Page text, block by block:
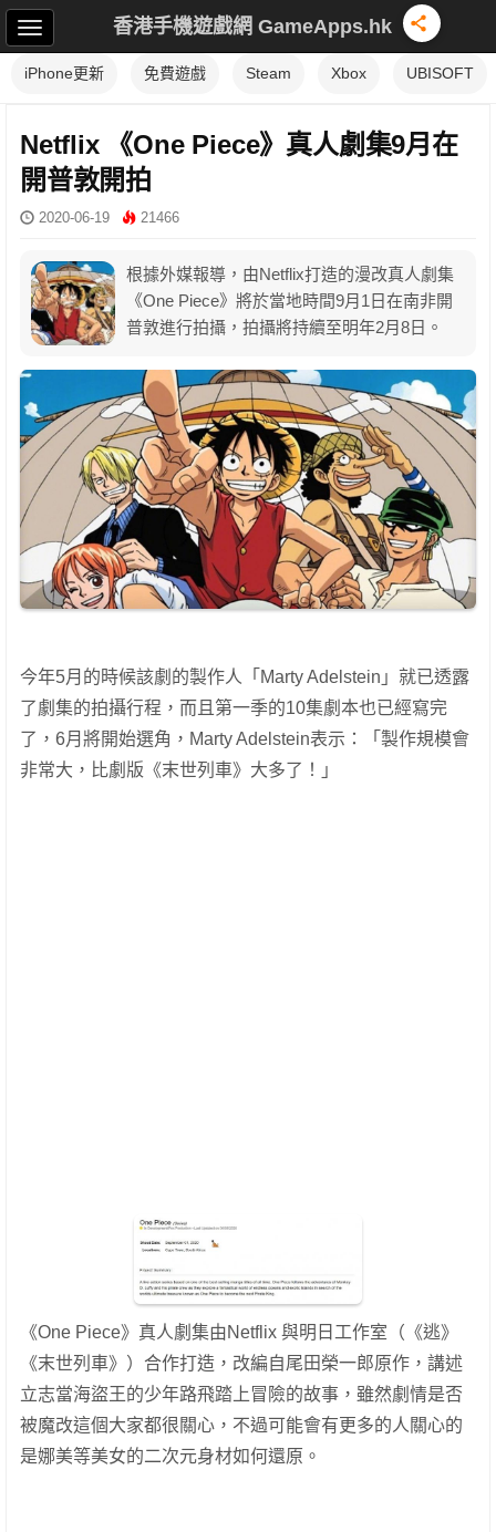
香港手機遊戲網 GameApps.hk
iPhone更新 免費遊戲 Steam Xbox UBISOFT
Netflix 《One Piece》真人劇集9月在
開普敦開拍
2020-06-19 21466
根據外媒報導，由Netflix打造的漫改真人劇集
《One Piece》將於當地時間9月1日在南非開
普敦進行拍攝，拍攝將持續至明年2月8日。
今年5月的時候該劇的製作人「Marty Adelstein」就已透露
了劇集的拍攝行程，而且第一季的10集劇本也已經寫完
了，6月將開始選角，Marty Adelstein表示：「製作規模會
非常大，比劇版《末世列車》大多了！」
《One Piece》真人劇集由Netflix 與明日工作室（《逃》
《末世列車》）合作打造，改編自尾田榮一郎原作，講述
立志當海盜王的少年路飛踏上冒險的故事，雖然劇情是否
被魔改這個大家都很關心，不過可能會有更多的人關心的
是娜美等美女的二次元身材如何還原。